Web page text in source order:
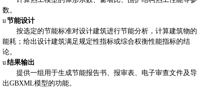
数。
u 节能设计
按选定的节能标准对设计建筑进行节能分析，计算建筑物的
能耗；给出设计建筑满足规定性指标或综合权衡性能指标的结
论。
u 结果输出
提供一组用于生成节能报告书、报审表、电子审查文件及导
出GBXML模型的功能。